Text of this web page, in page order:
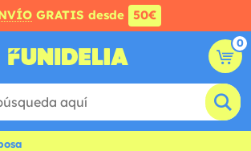
GRATIS desde 50€
0